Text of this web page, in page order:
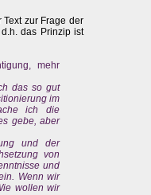
zur Frage der
das Prinzip ist
mehr
das so gut
im
ich die
gebe, aber
und der
von
und
Wenn wir
wollen wir